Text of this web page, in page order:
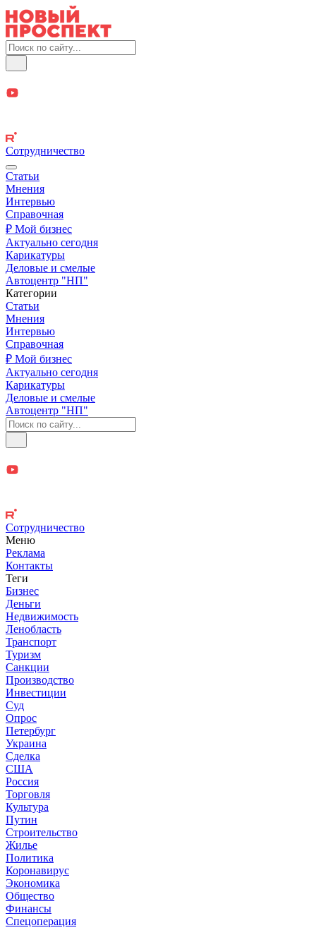
Сотрудничество
Статьи
Мнения
Интервью
Справочная
₽ Мой бизнес
Актуально сегодня
Карикатуры
Деловые и смелые
Автоцентр "НП"
Категории
Статьи
Мнения
Интервью
Справочная
₽ Мой бизнес
Актуально сегодня
Карикатуры
Деловые и смелые
Автоцентр "НП"
Сотрудничество
Меню
Реклама
Контакты
Теги
Бизнес
Деньги
Недвижимость
Ленобласть
Транспорт
Туризм
Санкции
Производство
Инвестиции
Суд
Опрос
Петербург
Украина
Сделка
США
Россия
Торговля
Культура
Путин
Строительство
Жилье
Политика
Коронавирус
Экономика
Общество
Финансы
Спецоперация